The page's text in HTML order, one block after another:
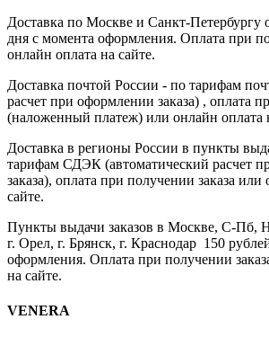
Доставка по Москве и Санкт-Петербургу
дня с момента оформления. Оплата при
онлайн оплата на сайте.
Доставка почтой России - по тарифам
расчет при оформлении заказа) , оплата
(наложенный платеж) или онлайн оплата
Доставка в регионы России в пункты
тарифам СДЭК (автоматический расчет
заказа), оплата при получении заказа или
сайте.
Пункты выдачи заказов в Москве, С-Пб,
г. Орел, г. Брянск, г. Краснодар 150
оформления. Оплата при получении
на сайте.
VENERA